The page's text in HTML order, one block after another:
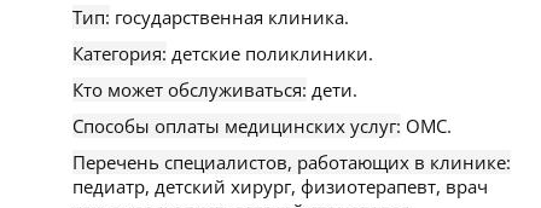
Тип: государственная клиника.
Категория: детские поликлиники.
Кто может обслуживаться: дети.
Способы оплаты медицинских услуг: ОМС.
Перечень специалистов, работающих в клинике:
педиатр, детский хирург, физиотерапевт, врач